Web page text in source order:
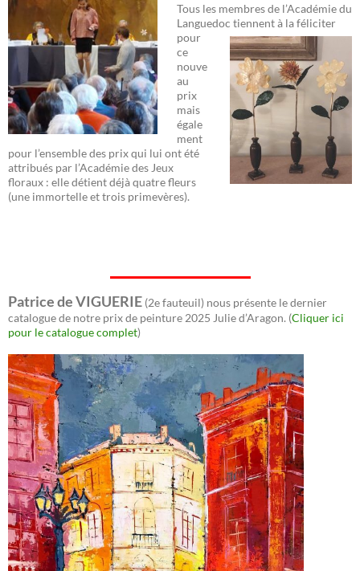
Tous les membres de l’Académie du
Languedoc tiennent à la féliciter
pour
ce
nouve
au
prix
mais
égale
ment
pour l’ensemble des prix qui lui ont été
attribués par l’Académie des Jeux
floraux : elle détient déjà quatre fleurs
(une immortelle et trois primevères).
Patrice de VIGUERIE (2e fauteuil) nous présente le dernier
catalogue de notre prix de peinture 2025 Julie d’Aragon. (Cliquer ici
pour le catalogue complet)